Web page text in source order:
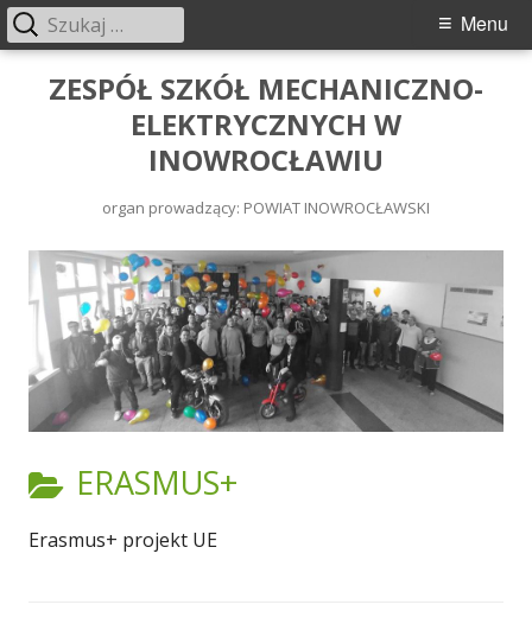
ZESPÓŁ SZKÓŁ MECHANICZNO-
ELEKTRYCZNYCH W
INOWROCŁAWIU
organ prowadzący: POWIAT INOWROCŁAWSKI
Menu
ERASMUS+
Erasmus+ projekt UE